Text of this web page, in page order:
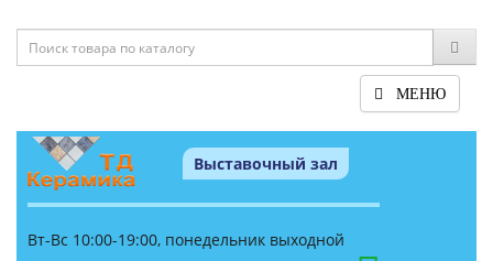
МЕНЮ
Выставочный зал
Вт-Вс 10:00-19:00, понедельник выходной